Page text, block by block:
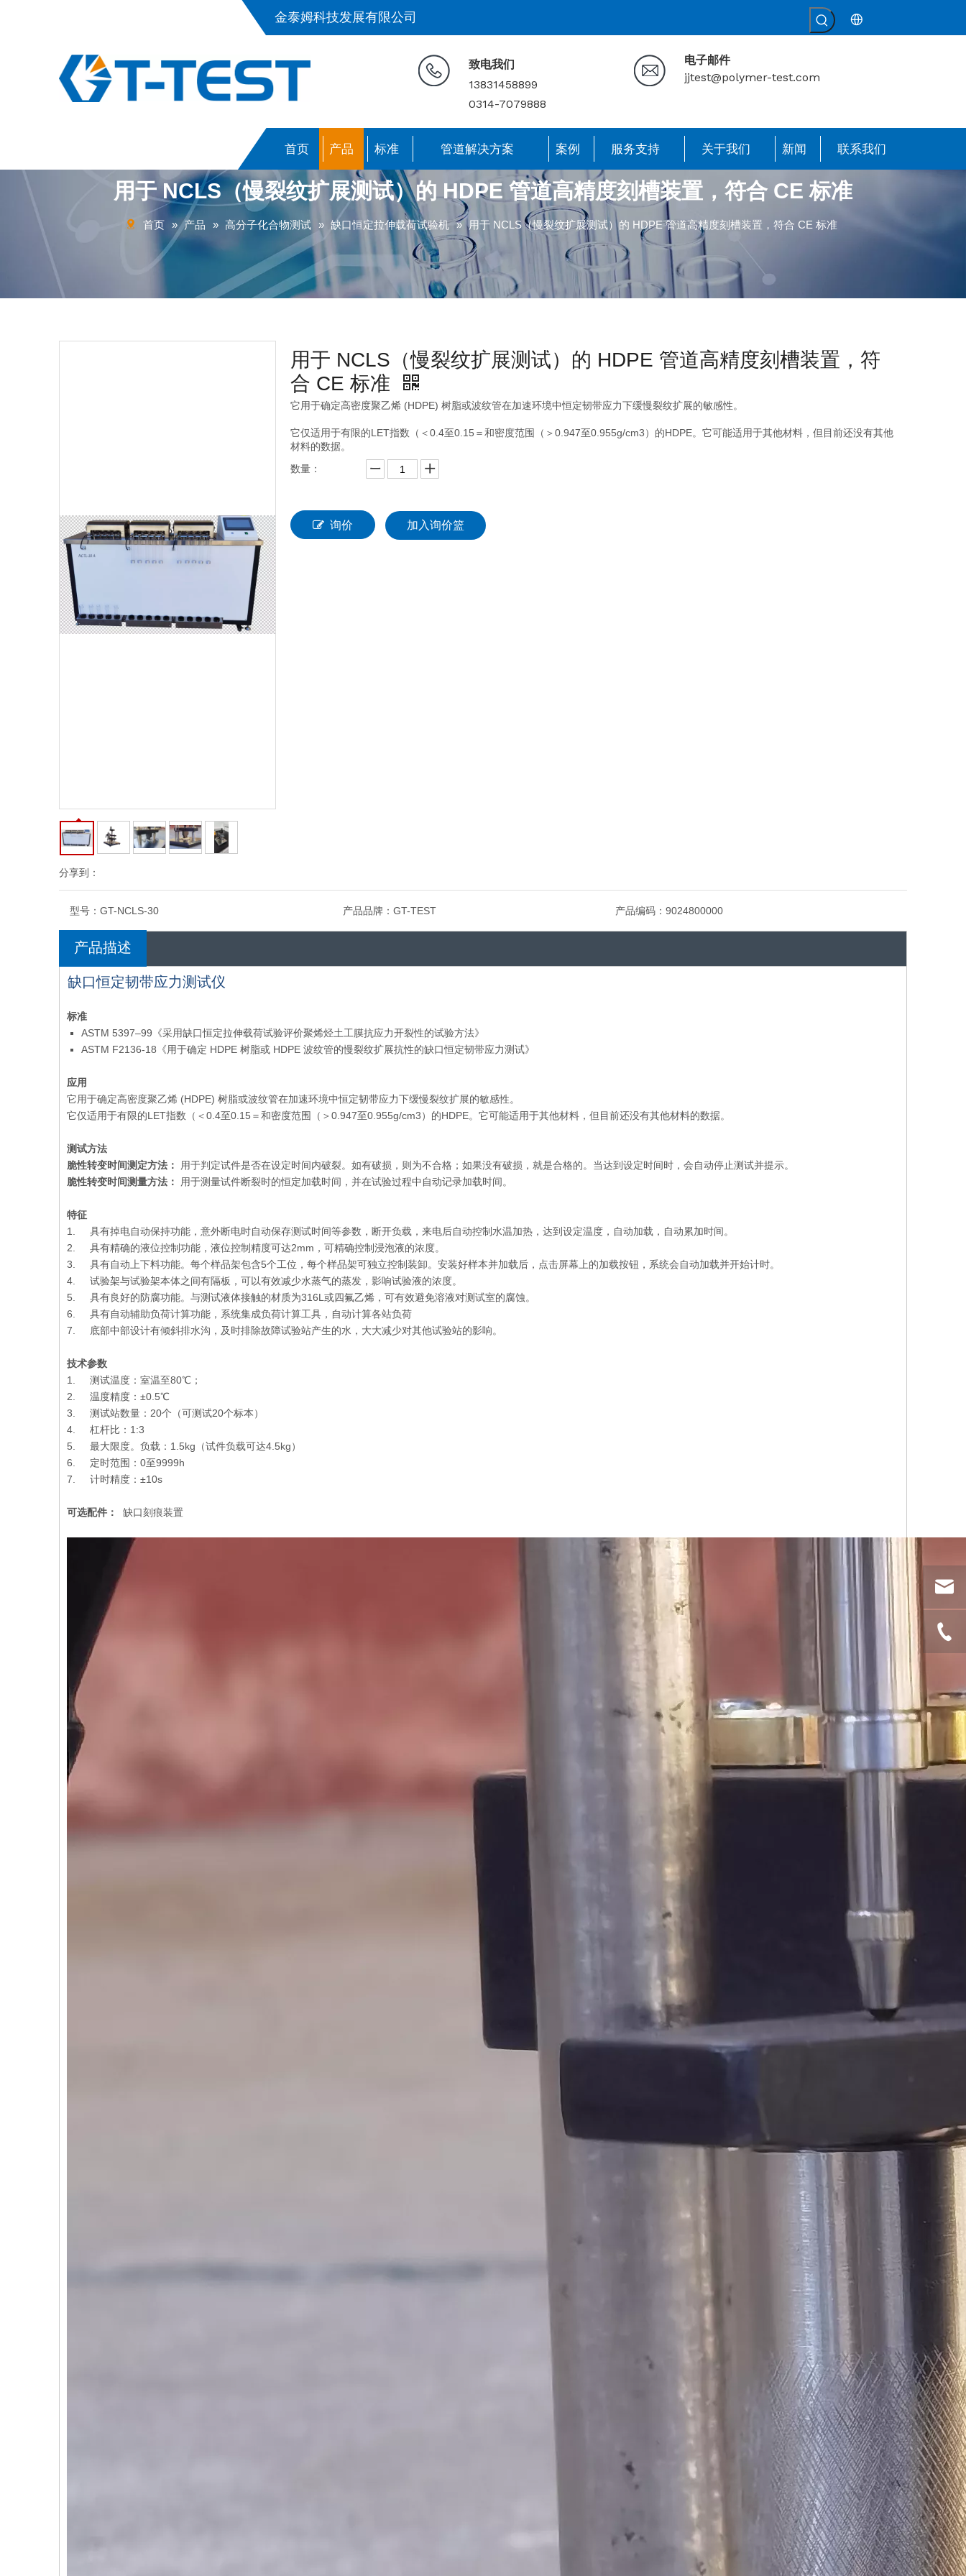
金泰姆科技发展有限公司
致电我们
13831458899
0314-7079888
电子邮件
jjtest@polymer-test.com
首页 产品 标准 管道解决方案 案例 服务支持 关于我们 新闻 联系我们
用于 NCLS（慢裂纹扩展测试）的 HDPE 管道高精度刻槽装置，符合 CE 标准
首页 » 产品 » 高分子化合物测试 » 缺口恒定拉伸载荷试验机 » 用于 NCLS（慢裂纹扩展测试）的 HDPE 管道高精度刻槽装置，符合 CE 标准
分享到：
用于 NCLS（慢裂纹扩展测试）的 HDPE 管道高精度刻槽装置，符
合 CE 标准
它用于确定高密度聚乙烯 (HDPE) 树脂或波纹管在加速环境中恒定韧带应力下缓慢裂纹扩展的敏感性。
它仅适用于有限的LET指数（＜0.4至0.15＝和密度范围（＞0.947至0.955g/cm3）的HDPE。它可能适用于其他材料，但目前还没有其他
材料的数据。
数量：
询价 加入询价篮
型号： GT-NCLS-30 产品品牌： GT-TEST 产品编码： 9024800000
产品描述
缺口恒定韧带应力测试仪
标准
ASTM 5397–99《采用缺口恒定拉伸载荷试验评价聚烯烃土工膜抗应力开裂性的试验方法》
ASTM F2136-18《用于确定 HDPE 树脂或 HDPE 波纹管的慢裂纹扩展抗性的缺口恒定韧带应力测试》
应用
它用于确定高密度聚乙烯 (HDPE) 树脂或波纹管在加速环境中恒定韧带应力下缓慢裂纹扩展的敏感性。
它仅适用于有限的LET指数（＜0.4至0.15＝和密度范围（＞0.947至0.955g/cm3）的HDPE。它可能适用于其他材料，但目前还没有其他材料的数据。
测试方法
脆性转变时间测定方法：
用于判定试件是否在设定时间内破裂。如有破损，则为不合格；如果没有破损，就是合格的。当达到设定时间时，会自动停止测试并提示。
脆性转变时间测量方法：
用于测量试件断裂时的恒定加载时间，并在试验过程中自动记录加载时间。
特征
1. 具有掉电自动保持功能，意外断电时自动保存测试时间等参数，断开负载，来电后自动控制水温加热，达到设定温度，自动加载，自动累加时间。
2. 具有精确的液位控制功能，液位控制精度可达2mm，可精确控制浸泡液的浓度。
3. 具有自动上下料功能。每个样品架包含5个工位，每个样品架可独立控制装卸。安装好样本并加载后，点击屏幕上的加载按钮，系统会自动加载并开始计时。
4. 试验架与试验架本体之间有隔板，可以有效减少水蒸气的蒸发，影响试验液的浓度。
5. 具有良好的防腐功能。与测试液体接触的材质为316L或四氟乙烯，可有效避免溶液对测试室的腐蚀。
6. 具有自动辅助负荷计算功能，系统集成负荷计算工具，自动计算各站负荷
7. 底部中部设计有倾斜排水沟，及时排除故障试验站产生的水，大大减少对其他试验站的影响。
技术参数
1. 测试温度：室温至80℃；
2. 温度精度：±0.5℃
3. 测试站数量：20个（可测试20个标本）
4. 杠杆比：1:3
5. 最大限度。负载：1.5kg（试件负载可达4.5kg）
6. 定时范围：0至9999h
7. 计时精度：±10s
可选配件： 缺口刻痕装置